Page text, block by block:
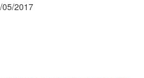
05/2017